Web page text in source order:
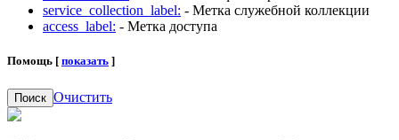
service_collection_label: - Метка служебной коллекции
access_label: - Метка доступа
Помощь [ показать ]
Поиск Очистить